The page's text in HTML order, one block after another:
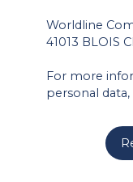
Worldline
41013 BLOIS
For more
personal